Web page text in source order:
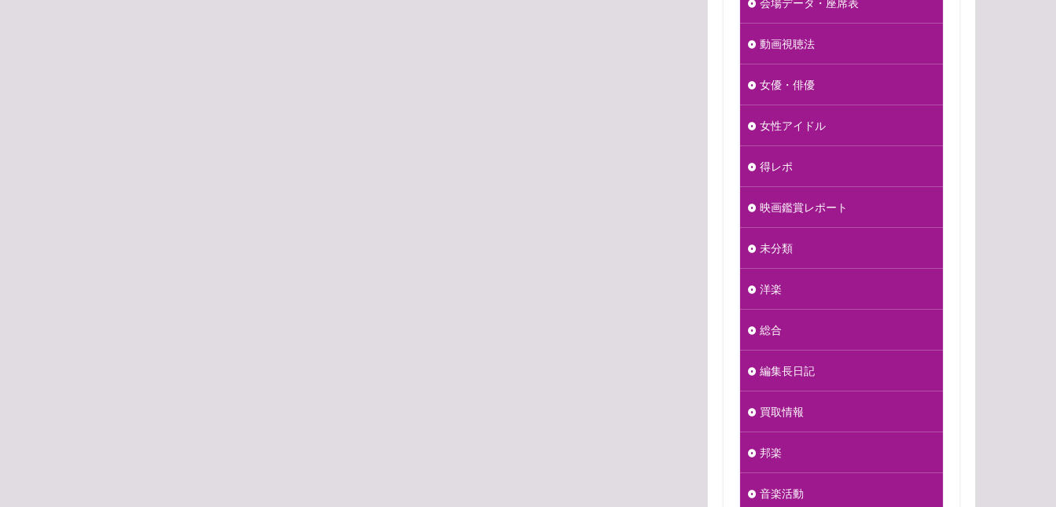
会場データ・座席表
動画視聴法
女優・俳優
女性アイドル
得レポ
映画鑑賞レポート
未分類
洋楽
総合
編集長日記
買取情報
邦楽
音楽活動